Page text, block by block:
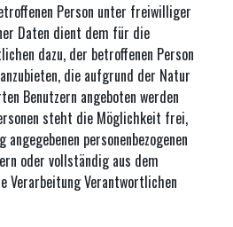
Person unter freiwilliger
Daten dient dem für die
dazu, der betroffenen Person
die aufgrund der Natur
Benutzern angeboten werden
steht die Möglichkeit frei,
personenbezogenen
oder vollständig aus dem
Verarbeitung Verantwortlichen